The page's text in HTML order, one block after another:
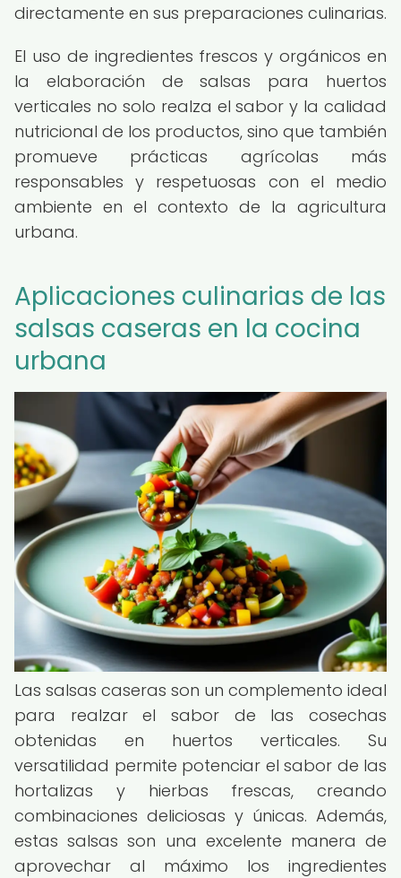
directamente en sus preparaciones culinarias.
El uso de ingredientes frescos y orgánicos en
la elaboración de salsas para huertos
verticales no solo realza el sabor y la calidad
nutricional de los productos, sino que también
promueve prácticas agrícolas más
responsables y respetuosas con el medio
ambiente en el contexto de la agricultura
urbana.
Aplicaciones culinarias de las
salsas caseras en la cocina
urbana
Las salsas caseras son un complemento ideal
para realzar el sabor de las cosechas
obtenidas en huertos verticales. Su
versatilidad permite potenciar el sabor de las
hortalizas y hierbas frescas, creando
combinaciones deliciosas y únicas. Además,
estas salsas son una excelente manera de
aprovechar al máximo los ingredientes